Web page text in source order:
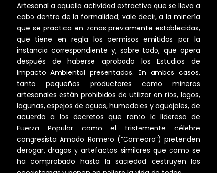
Artesanal a aquella actividad extractiva que se lleva a
cabo dentro de la formalidad; vale decir, a la minería
que se practica en zonas previamente establecidas,
que tiene en regla los permisos emitidos por la
instancia correspondiente y, sobre todo, que opera
después de haberse aprobado los Estudios de
Impacto Ambiental presentados. En ambos casos,
tanto pequeños productores como mineros
artesanales están prohibidos de utilizar en ríos, lagos,
lagunas, espejos de aguas, humedales y aguajales, de
acuerdo a los decretos que tanto la lideresa de
Fuerza Popular como el tristemente célebre
congresista Amado Romero (“Comeoro”) pretenden
derogar, dragas y artefactos similares que como se
ha comprobado hasta la saciedad destruyen los